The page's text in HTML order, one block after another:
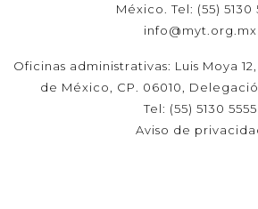
México. Tel: (55) 5130
info@myt.org.mx
Oficinas administrativas: Luis Moya
de México, CP. 06010,
Tel: (55) 5130 5555
Aviso de